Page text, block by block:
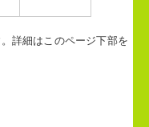
詳細はこのページ下部を